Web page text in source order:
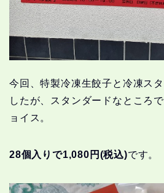
今回、特製冷凍生餃子と冷凍ス
したが、スタンダードなところ
ョイス。
28個入りで1,080円(税込)です。